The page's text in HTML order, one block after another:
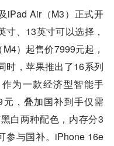
iPad Air（M3）正式开
、13英寸可以选择，
）起售价7999元起，
时，苹果推出了16系列
为一款经济型智能手
，叠加国补到手仅需
白两种配色，内存分3
参与国补。iPhone 16e